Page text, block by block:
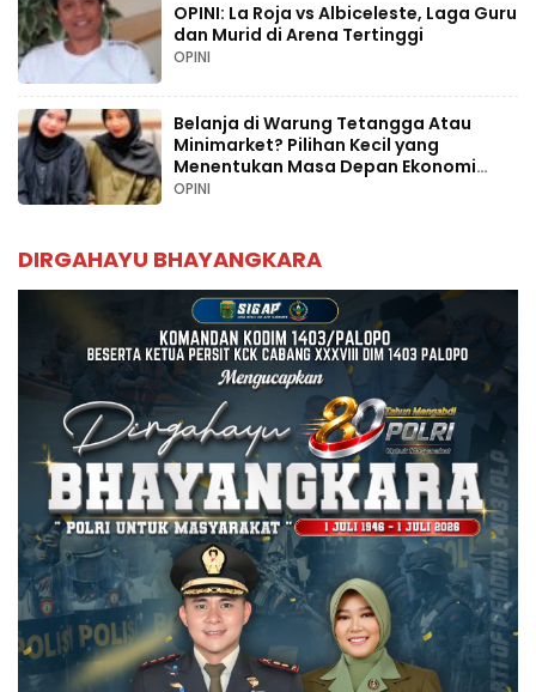
OPINI: La Roja vs Albiceleste, Laga Guru
dan Murid di Arena Tertinggi
OPINI
Belanja di Warung Tetangga Atau
Minimarket? Pilihan Kecil yang
Menentukan Masa Depan Ekonomi
Palopo
OPINI
DIRGAHAYU BHAYANGKARA